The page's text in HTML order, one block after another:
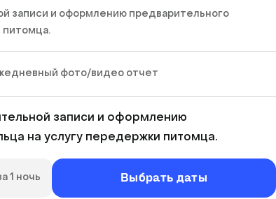
записи и оформлению предварительного
питомца.
фото/видео отчет
записи и оформлению
на услугу передержки питомца.
1 ночь Выбрать даты